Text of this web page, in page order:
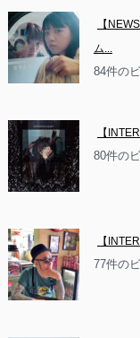
【
ム...
84件の
【
80件の
【
77件の